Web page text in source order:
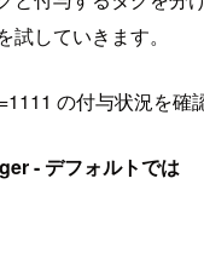
試していきます。
の付与状況を確
- デフォルトでは